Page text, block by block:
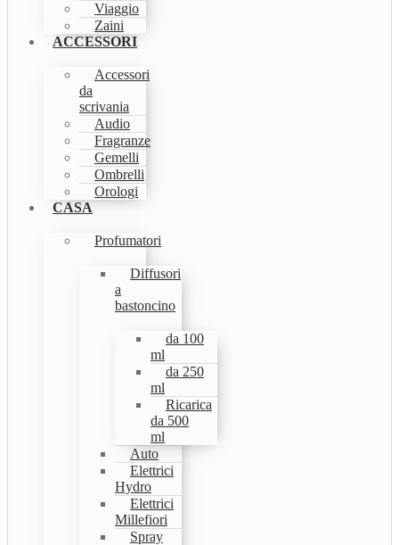
Viaggio
Zaini
ACCESSORI
Accessori
da
scrivania
Audio
Fragranze
Gemelli
Ombrelli
Orologi
CASA
Profumatori
Diffusori
a
bastoncino
da 100
ml
da 250
ml
Ricarica
da 500
ml
Auto
Elettrici
Hydro
Elettrici
Millefiori
Spray